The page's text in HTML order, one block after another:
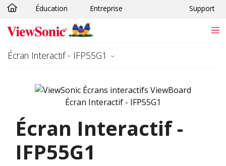
Passer au contenu principal
Éducation Entreprise Support
Écran Interactif - IFP55G1
Écran Interactif -
IFP55G1